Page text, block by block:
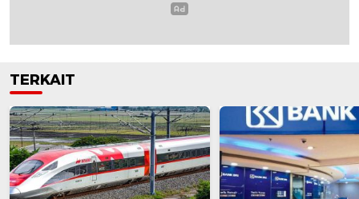
TERKAIT